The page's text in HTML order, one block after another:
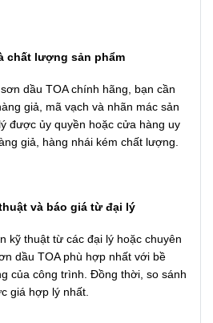
chất lượng sản phẩm
dầu TOA chính hãng, bạn cần
giả, mã vạch và nhãn mác sản
được ủy quyền hoặc cửa hàng uy
giả, hàng nhái kém chất lượng.
và báo giá từ đại lý
kỹ thuật từ các đại lý hoặc chuyên
dầu TOA phù hợp nhất với bề
của công trình. Đồng thời, so sánh
giá hợp lý nhất.